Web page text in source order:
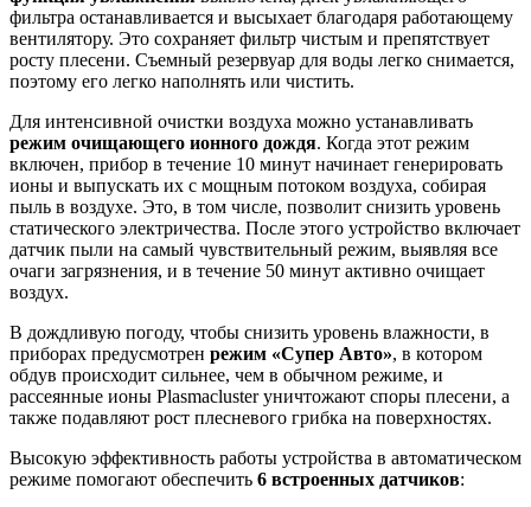
фильтра останавливается и высыхает благодаря работающему
вентилятору. Это сохраняет фильтр чистым и препятствует
росту плесени. Съемный резервуар для воды легко снимается,
поэтому его легко наполнять или чистить.
Для интенсивной очистки воздуха можно устанавливать
режим очищающего ионного дождя. Когда этот режим
включен, прибор в течение 10 минут начинает генерировать
ионы и выпускать их с мощным потоком воздуха, собирая
пыль в воздухе. Это, в том числе, позволит снизить уровень
статического электричества. После этого устройство включает
датчик пыли на самый чувствительный режим, выявляя все
очаги загрязнения, и в течение 50 минут активно очищает
воздух.
В дождливую погоду, чтобы снизить уровень влажности, в
приборах предусмотрен режим «Супер Авто», в котором
обдув происходит сильнее, чем в обычном режиме, и
рассеянные ионы Plasmacluster уничтожают споры плесени, а
также подавляют рост плесневого грибка на поверхностях.
Высокую эффективность работы устройства в автоматическом
режиме помогают обеспечить 6 встроенных датчиков: